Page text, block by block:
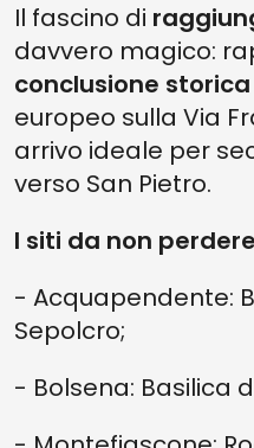
Il fascino di
davvero magico:
conclusione storica
europeo sulla Via
arrivo ideale per
verso San Pietro.
I siti da non
- Acquapendente:
Sepolcro;
- Bolsena: Basilica